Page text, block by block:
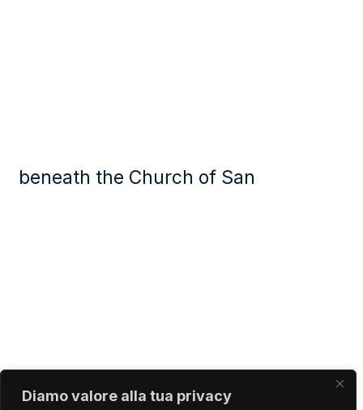
Diamo valore alla tua privacy
beneath the Church of San